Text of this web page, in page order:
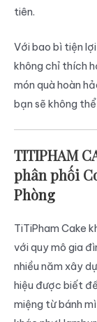
tiên.
Với bao bì tiện
không chỉ thích
món quà hoàn
bạn sẽ không
TITIPHAM
phân phối
Phòng
TiTiPham Cake
với quy mô gia
nhiều năm xây
hiệu được biết
miệng từ bánh